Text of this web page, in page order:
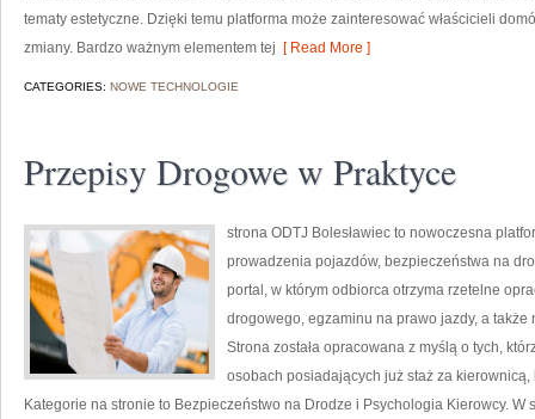
tematy estetyczne. Dzięki temu platforma może zainteresować właścicieli
zmiany. Bardzo ważnym elementem tej [ Read More ]
CATEGORIES: NOWE TECHNOLOGIE
Przepisy Drogowe w Praktyce
strona ODTJ Bolesławiec to nowoczesna
prowadzenia pojazdów, bezpieczeństwa na
portal, w którym odbiorca otrzyma rzetelne
drogowego, egzaminu na prawo jazdy, a
Strona została opracowana z myślą o tych,
osobach posiadających już staż za
Kategorie na stronie to Bezpieczeństwo na Drodze i Psychologia Kierowcy.